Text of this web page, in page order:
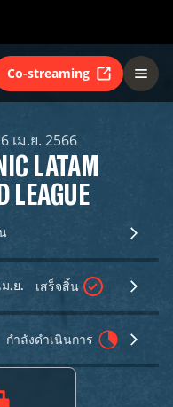
Co-streaming
เม.ย. 2566
LATAM
LEAGUE
.ย. เสร็จสิ้น
กำลังดำเนินการ